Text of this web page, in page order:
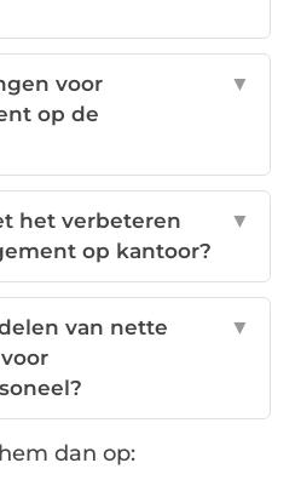
voor
op de
▼
het verbeteren
op kantoor?
▼
van nette
▼
dan op: